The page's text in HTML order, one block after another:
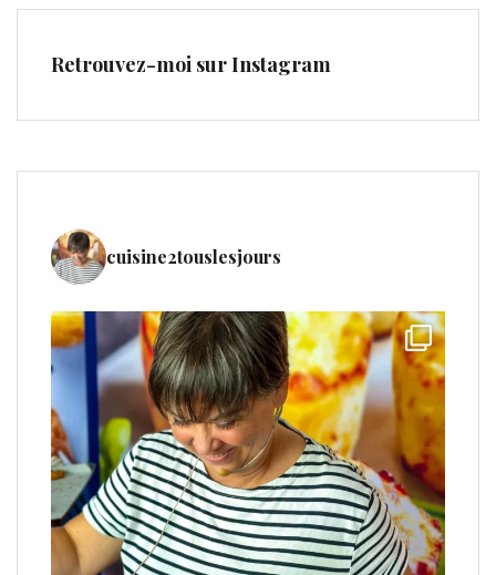
Retrouvez-moi sur Instagram
cuisine2touslesjours